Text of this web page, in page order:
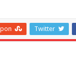
Twitter